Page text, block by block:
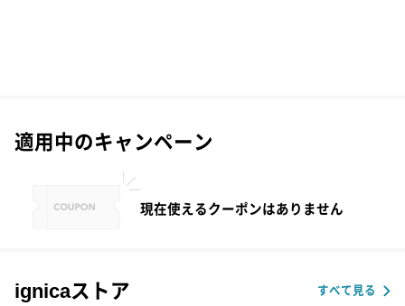
適用中のキャンペーン
現在使えるクーポンはありません
ignicaストア すべて見る